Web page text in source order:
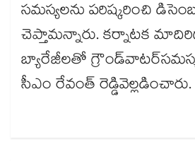
సమస్యలను పరిష్కరించి
చెప్తామన్నారు. కర్నాటక
బ్యారేజీలతో
సీఎం రేవంత్​ రెడ్డివెల్లడించారు.